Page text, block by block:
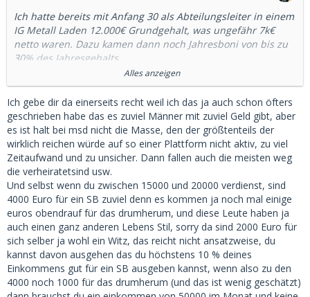
Ich hatte bereits mit Anfang 30 als Abteilungsleiter in einem
IG Metall Laden 12.000€ Grundgehalt, was ungefähr 7k€
netto waren. Dazu kamen dann noch Jahresboni von bis zu
30% des Jahresgehalts.
Das war zwar ein großes Unternehmen mit 25.000
Mitarbeitern aber auch nicht DAX30 a la Daimler, BMW, VW,
Siemens oder Bosch und schon gar nicht FAANG. Dort sind
die Gehälter nochmal ne ganz andere Liga.
6.000 nach Steuern bei einem Chefarzt.. niemals! - Kein
Chefarzt geht unter 25.000 im Monat nach Hause!
Hier mal ein Beispiel:
https://www.stepstone.de/stell…crl_m_0_0_0_0_0_0&cs=true
Facharzt (kein Oberarzt und schon gar nicht Chefarzt) mit >5
Jahren Berufserfahrung:
15.5 Grundgehalt + 25-100% Zulagen für Schichten + 400 in
Altersvorsorge + Firmenwagen.
Eine F+ von mir, 29, ist Krankenschwester (mit
Alles anzeigen
Ich gebe dir da einerseits recht weil ich das ja auch schon öfters
geschrieben habe das es zuviel Männer mit zuviel Geld gibt, aber
es ist halt bei msd nicht die Masse, den der größtenteils der
wirklich reichen würde auf so einer Plattform nicht aktiv, zu viel
Zeitaufwand und zu unsicher. Dann fallen auch die meisten weg
die verheiratetsind usw.
Und selbst wenn du zwischen 15000 und 20000 verdienst, sind
4000 Euro für ein SB zuviel denn es kommen ja noch mal einige
euros obendrauf für das drumherum, und diese Leute haben ja
auch einen ganz anderen Lebens Stil, sorry da sind 2000 Euro für
sich selber ja wohl ein Witz, das reicht nicht ansatzweise, du
kannst davon ausgehen das du höchstens 10 % deines
Einkommens gut für ein SB ausgeben kannst, wenn also zu den
4000 noch 1000 für das drumherum (und das ist wenig geschätzt)